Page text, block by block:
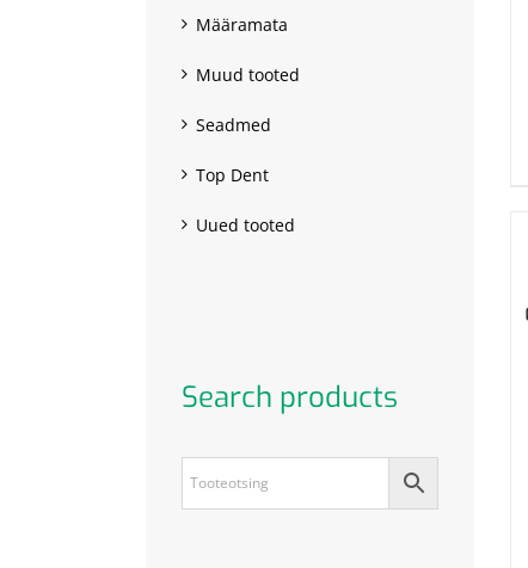
Määramata
Muud tooted
Seadmed
Top Dent
Uued tooted
Search products